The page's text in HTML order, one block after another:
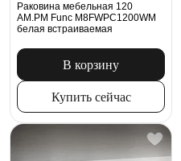
Раковина мебельная 120
AM.PM Func M8FWPC1200WM
белая встраиваемая
В корзину
Купить сейчас